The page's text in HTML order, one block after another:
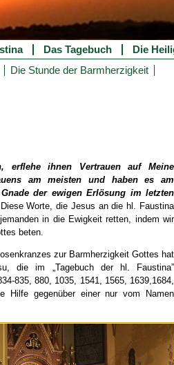
Das Tagebuch
Die
Die Stunde der Barmherzigkeit
ihnen Vertrauen auf Meine
am meisten und haben es am
der ewigen Erlösung im letzten
Worte, die Jesus an die hl. Faustina
in die Ewigkeit retten, indem wir
beten.
zur Barmherzigkeit Gottes hat
die im „Tagebuch der hl. Faustina”
835, 880, 1035, 1541, 1565, 1639,1684,
Hilfe gegenüber einer nur vom Namen